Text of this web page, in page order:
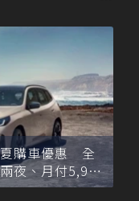
夏購車優惠 全
夜、月付5,900